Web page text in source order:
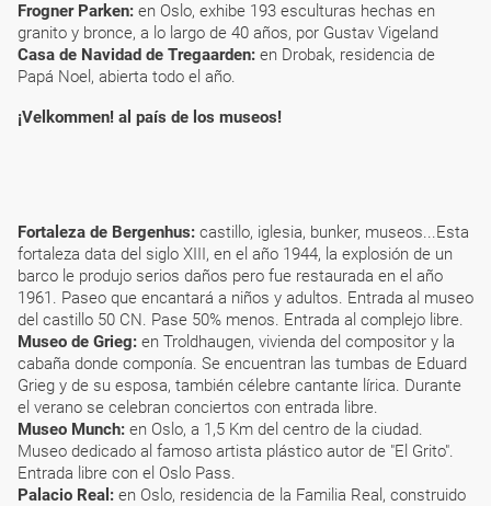
Frogner Parken: en Oslo, exhibe 193 esculturas hechas en
granito y bronce, a lo largo de 40 años, por Gustav Vigeland
Casa de Navidad de Tregaarden: en Drobak, residencia de
Papá Noel, abierta todo el año.
¡Velkommen! al país de los museos!
Fortaleza de Bergenhus: castillo, iglesia, bunker, museos...Esta
fortaleza data del siglo XIII, en el año 1944, la explosión de un
barco le produjo serios daños pero fue restaurada en el año
1961. Paseo que encantará a niños y adultos. Entrada al museo
del castillo 50 CN. Pase 50% menos. Entrada al complejo libre.
Museo de Grieg: en Troldhaugen, vivienda del compositor y la
cabaña donde componía. Se encuentran las tumbas de Eduard
Grieg y de su esposa, también célebre cantante lírica. Durante
el verano se celebran conciertos con entrada libre.
Museo Munch: en Oslo, a 1,5 Km del centro de la ciudad.
Museo dedicado al famoso artista plástico autor de "El Grito".
Entrada libre con el Oslo Pass.
Palacio Real: en Oslo, residencia de la Familia Real, construido